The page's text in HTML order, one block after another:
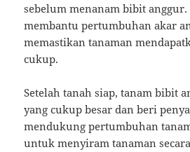
sebelum menanam bibit
membantu pertumbuhan akar
memastikan tanaman
cukup.
Setelah tanah siap, tanam bibit
yang cukup besar dan beri
mendukung pertumbuhan
untuk menyiram tanaman